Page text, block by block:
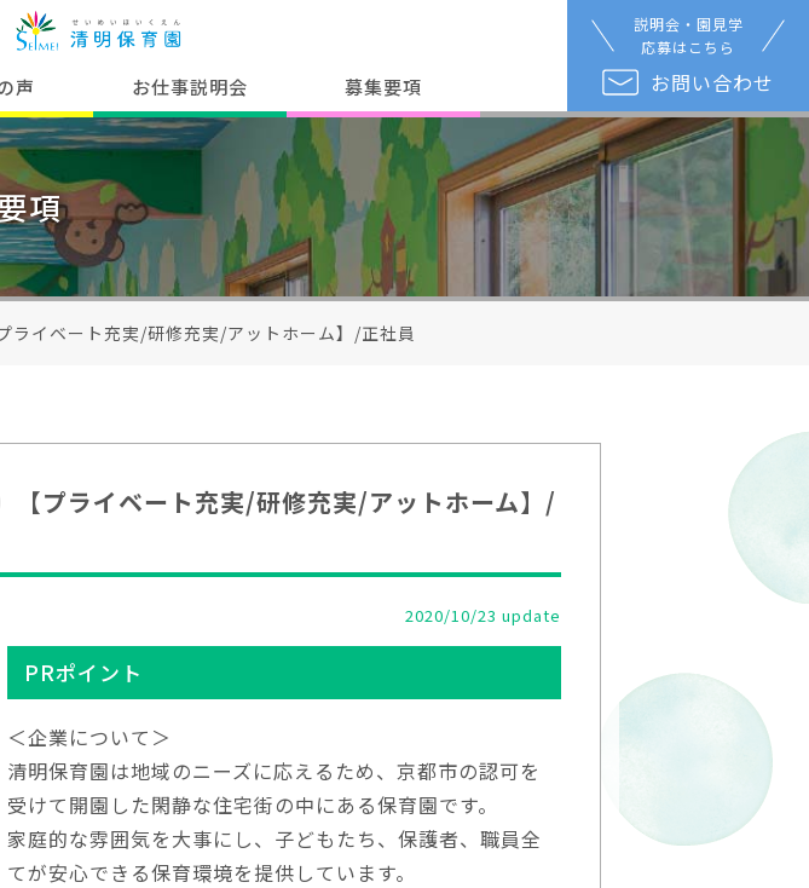
声 お仕事説明会 募集要項
説明会・園見学
応募はこちら
お問い合わせ
項
イベート充実/研修充実/アットホーム】/正社員
プライベート充実/研修充実/アットホーム】/
2020/10/23 update
PRポイント
＜企業について＞
清明保育園は地域のニーズに応えるため、京都市の認可を
受けて開園した閑静な住宅街の中にある保育園です。
家庭的な雰囲気を大事にし、子どもたち、保護者、職員全
てが安心できる保育環境を提供しています。